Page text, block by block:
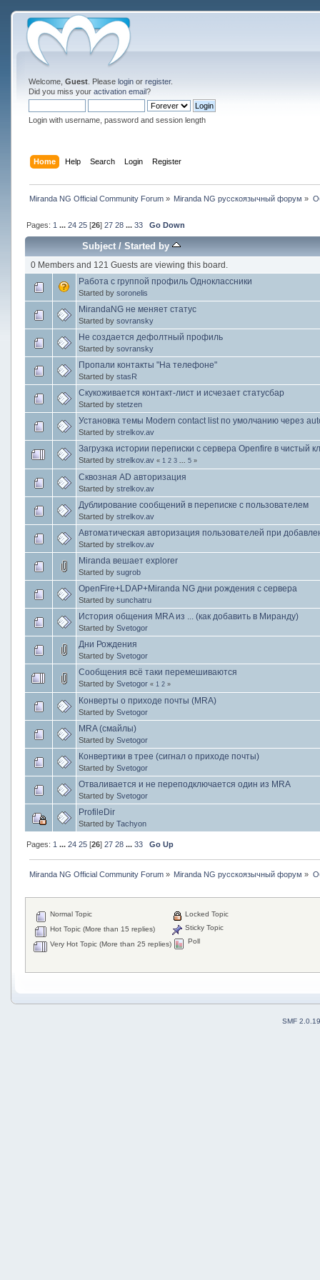
Welcome, Guest. Please loginor register.
Did you miss your activation email?
Login with username, password and session length
Home Help Search Login Register
Miranda NG Official Community Forum» Miranda NG русскоязычный форум »
Pages: 1 ... 24 25[26] 27 28 ... 33 Go Down
Subject/ Started by
0 Members and 121 Guests are viewing this board.
Работа с группой профиль Одноклассники
Started by soronelis
MirandaNG не меняет статус
Started by sovransky
Не создается дефолтный профиль
Started by sovransky
Пропали контакты "На телефоне"
Started by stasR
Скукоживается контакт-лист и исчезает статусбар
Started by stetzen
Установка темы Modern contact list по умолчанию через
Started by strelkov.av
Загрузка истории переписки с сервера Openfire в чистый
Started by strelkov.av « 1 2 3 5»
Сквозная AD авторизация
Started by strelkov.av
Дублирование сообщений в переписке с пользователем
Started by strelkov.av
Автоматическая авторизация пользователей при
Started by strelkov.av
Miranda вешает explorer
Started by sugrob
OpenFire+LDAP+Miranda NG дни рождения с сервера
Started by sunchatru
История общения MRA из ... (как добавить в Миранду)
Started by Svetogor
Дни Рождения
Started by Svetogor
Сообщения всё таки перемешиваются
Started by Svetogor « 1 2»
Конверты о приходе почты (MRA)
Started by Svetogor
MRA (смайлы)
Started by Svetogor
Конвертики в трее (сигнал о приходе почты)
Started by Svetogor
Отваливается и не переподключается один из MRA
Started by Svetogor
ProfileDir
Started by Tachyon
Pages: 1 ... 24 25[26] 27 28 ... 33 Go Up
Miranda NG Official Community Forum» Miranda NG русскоязычный форум »
Normal Topic
Hot Topic (More than 15 replies)
Very Hot Topic (More than 25 replies)
Locked Topic
Sticky Topic
Poll
SMF 2.0.19